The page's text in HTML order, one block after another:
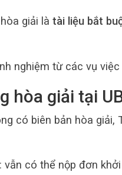
giải là tài liệu bắt
nghiệm từ các vụ
hòa giải tại
có biên bản hòa giải,
vẫn có thể nộp đơn